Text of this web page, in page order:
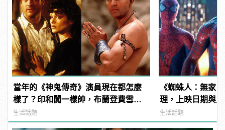
當年的《神鬼傳奇》演員現在都怎麼
樣了？印和闐一樣帥，布蘭登費雪大
發福！
生活話題
《蜘蛛人：無家
理，上映日期與
姆霍蘭德去向......
生活話題